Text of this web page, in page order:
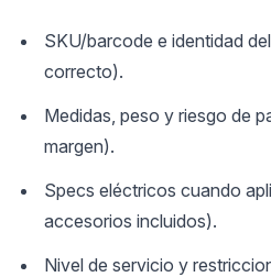
SKU/barcode e identidad
correcto).
Medidas, peso y riesgo de
margen).
Specs eléctricos cuando
accesorios incluidos).
Nivel de servicio y